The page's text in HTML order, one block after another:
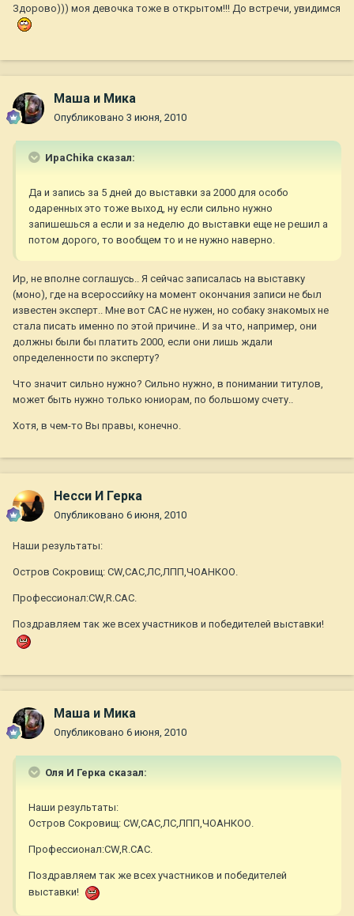
Здорово))) моя девочка тоже в открытом!!! До встречи, увидимся
Маша и Мика
Опубликовано 3 июня, 2010
ИраChika сказал:
Да и запись за 5 дней до выставки за 2000 для особо
одаренных это тоже выход, ну если сильно нужно
запишешься а если и за неделю до выставки еще не решил а
потом дорого, то вообщем то и не нужно наверно.
Ир, не вполне соглашусь.. Я сейчас записалась на выставку
(моно), где на всероссийку на момент окончания записи не был
известен эксперт.. Мне вот САС не нужен, но собаку знакомых не
стала писать именно по этой причине.. И за что, например, они
должны были бы платить 2000, если они лишь ждали
определенности по эксперту?
Что значит сильно нужно? Сильно нужно, в понимании титулов,
может быть нужно только юниорам, по большому счету..
Хотя, в чем-то Вы правы, конечно.
Несси И Герка
Опубликовано 6 июня, 2010
Наши результаты:
Остров Сокровищ: CW,САС,ЛС,ЛПП,ЧОАНКОО.
Профессионал:CW,R.CAC.
Поздравляем так же всех участников и победителей выставки!
Маша и Мика
Опубликовано 6 июня, 2010
Оля И Герка сказал:
Наши результаты:
Остров Сокровищ: CW,САС,ЛС,ЛПП,ЧОАНКОО.
Профессионал:CW,R.CAC.
Поздравляем так же всех участников и победителей
выставки!